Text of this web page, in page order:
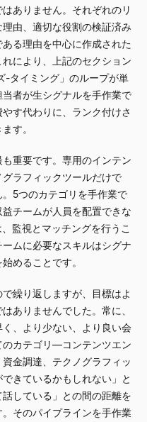
ありません。それぞれのリ
由、適切な役割の検証済み
る理由を中心に作成された
により、上記のセクション
-タイミング」のループが単
者が生シグナルを手作業で
す代わりに、ランク付けさ
す。
重要です。専用のインテン
ラフィックツールだけで
5つのカテゴリを手作業で
チームが人員を配置できな
監視とマッチングを行うこ
ムに必要なスキルはシグナ
めることです。
繰り返しますが、目標はよ
ありませんでした。常に、
、より少ない、より良い会
のカテゴリ—コンテンツエン
金調達、テクノグラフィッ
きているかもしれない」と
話している」との間の距離を
そのパイプラインを手作業